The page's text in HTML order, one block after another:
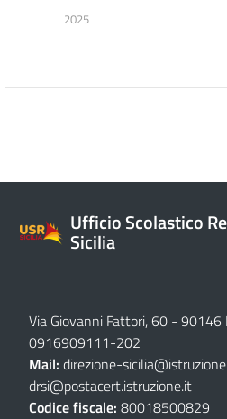
2025
Ufficio Scolastico
Sicilia
Via Giovanni Fattori, 60 - 90146
0916909111-202
Mail: direzione-
drsi@postacert.istruzione.it
Codice fiscale: 80018500829